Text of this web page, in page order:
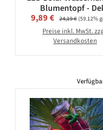
Blumentopf -
Balkon/
g - H: 60cm -
Verkaufspreis:
9,89 € Regulärer Preis:
24,19 €(59.12%
Preise inkl. MwSt.
Versandkosten